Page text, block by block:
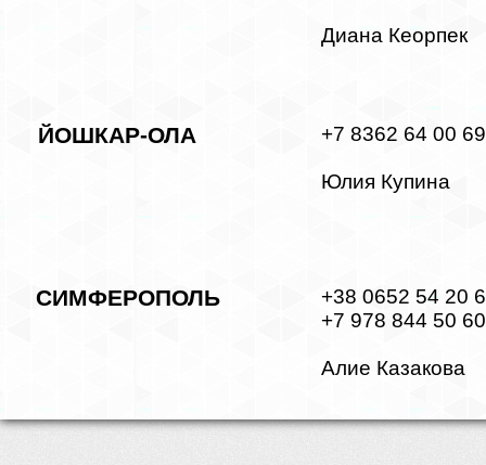
+38 0652 54 20
+7 978 844 50 60
Алие Казакова
СИМФЕРОПОЛЬ
ЙОШКАР-ОЛА
Диана Кеорпек
+7 8362 64 00
Юлия Купина